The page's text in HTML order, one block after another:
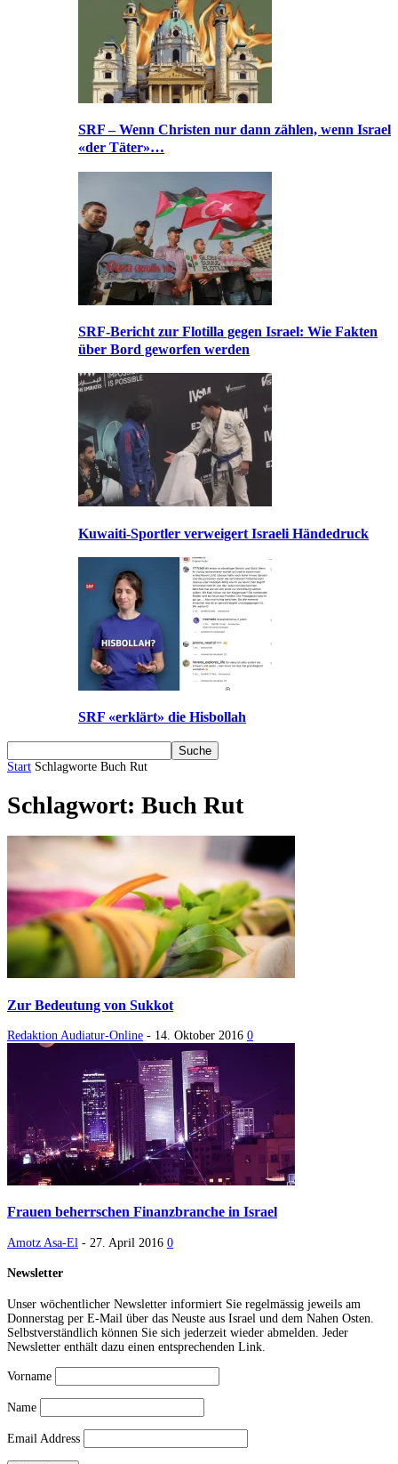
SRF – Wenn Christen nur dann zählen, wenn Israel
«der Täter»…
SRF-Bericht zur Flotilla gegen Israel: Wie Fakten
über Bord geworfen werden
Kuwaiti-Sportler verweigert Israeli Händedruck
SRF «erklärt» die Hisbollah
Start Schlagworte Buch Rut
Schlagwort: Buch Rut
Zur Bedeutung von Sukkot
Redaktion Audiatur-Online - 14. Oktober 2016 0
Frauen beherrschen Finanzbranche in Israel
Amotz Asa-El - 27. April 2016 0
Newsletter
Unser wöchentlicher Newsletter informiert Sie regelmässig jeweils am
Donnerstag per E-Mail über das Neuste aus Israel und dem Nahen Osten.
Selbstverständlich können Sie sich jederzeit wieder abmelden. Jeder
Newsletter enthält dazu einen entsprechenden Link.
Vorname
Name
Email Address